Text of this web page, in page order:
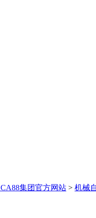
CA88集团官方网站 > 机械